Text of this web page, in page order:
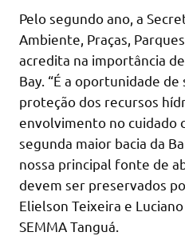
Pelo segundo ano, a
Ambiente, Praças,
acredita na importância
Bay. “É a oportunidade
proteção dos recursos
envolvimento no cuidado
segunda maior bacia da
nossa principal fonte de
devem ser preservados
Elielson Teixeira e
SEMMA Tanguá.